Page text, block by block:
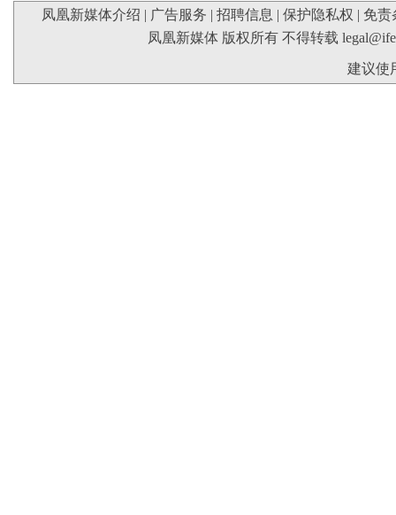
凤凰新媒体介绍 | 广告服务 | 招聘信息 | 保护隐私权 | 免责
凤凰新媒体 版权所有 不得转载
建议使